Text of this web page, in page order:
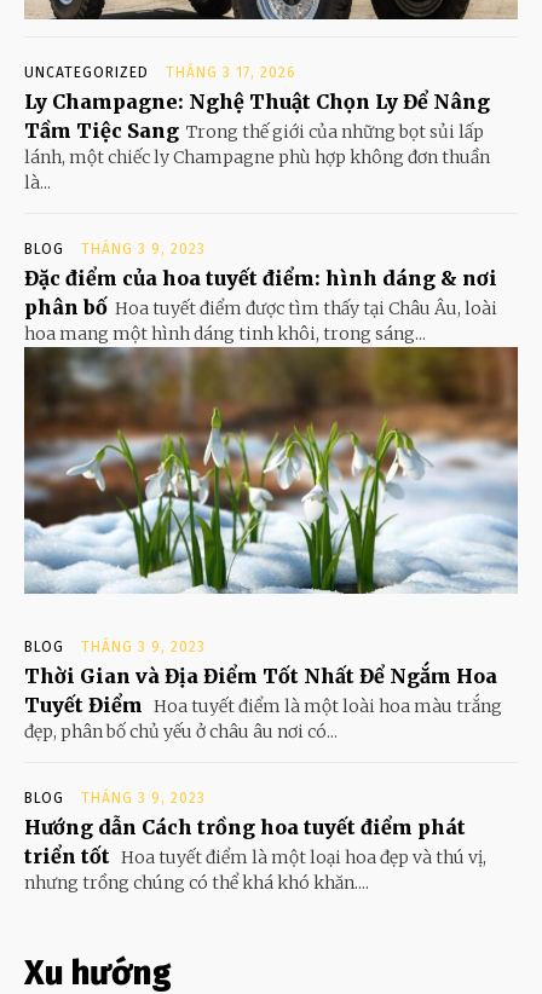
UNCATEGORIZED THÁNG 3 17, 2026
Ly Champagne: Nghệ Thuật Chọn Ly Để Nâng
Tầm Tiệc Sang Trong thế giới của những bọt sủi lấp
lánh, một chiếc ly Champagne phù hợp không đơn thuần
là...
BLOG THÁNG 3 9, 2023
Đặc điểm của hoa tuyết điểm: hình dáng & nơi
phân bố Hoa tuyết điểm được tìm thấy tại Châu Âu, loài
hoa mang một hình dáng tinh khôi, trong sáng...
BLOG THÁNG 3 9, 2023
Thời Gian và Địa Điểm Tốt Nhất Để Ngắm Hoa
Tuyết Điểm
Hoa tuyết điểm là một loài hoa màu trắng
đẹp, phân bố chủ yếu ở châu âu nơi có...
BLOG THÁNG 3 9, 2023
Hướng dẫn Cách trồng hoa tuyết điểm phát
triển tốt Hoa tuyết điểm là một loại hoa đẹp và thú vị,
nhưng trồng chúng có thể khá khó khăn....
Xu hướng